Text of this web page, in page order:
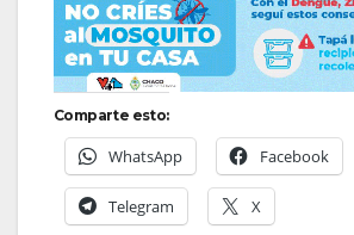
Comparte esto:
WhatsApp Facebook
Telegram X